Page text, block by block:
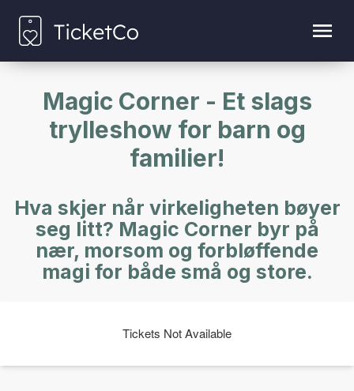
Magic Corner - Et slags
trylleshow for barn og
familier!
Hva skjer når virkeligheten bøyer
seg litt? Magic Corner byr på
nær, morsom og forbløffende
magi for både små og store.
Tickets Not Available